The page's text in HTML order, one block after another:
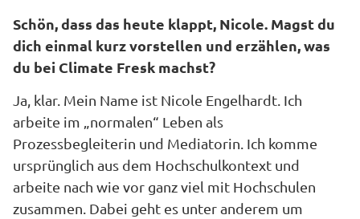
Schön, dass das heute klappt, Nicole. Magst du
dich einmal kurz vorstellen und erzählen, was
du bei Climate Fresk machst?
Ja, klar. Mein Name ist Nicole Engelhardt. Ich
arbeite im „normalen“ Leben als
Prozessbegleiterin und Mediatorin. Ich komme
ursprünglich aus dem Hochschulkontext und
arbeite nach wie vor ganz viel mit Hochschulen
zusammen. Dabei geht es unter anderem um